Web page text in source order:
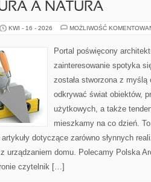
A NATURA
KWI - 16 - 2026 MOŻLIWOŚĆ
Portal poświęcony
zainteresowanie spotyka
została stworzona z
odkrywać świat obiektów,
użytkowych, a także
mieszkamy na co dzień.
dotyczące zarówno słynnych
urządzaniem domu. Polecamy Polska
czytelnik […]